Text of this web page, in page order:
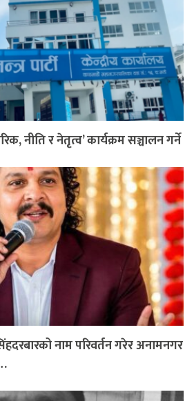
नीति र नेतृत्व’ कार्यक्रम सञ्चालन गर्ने
नाम परिवर्तन गरेर अनामनगर